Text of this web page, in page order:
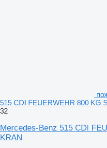
515 CDI FEUERWEHR 800 KG
32
Mercedes-Benz 515 CDI
KRAN